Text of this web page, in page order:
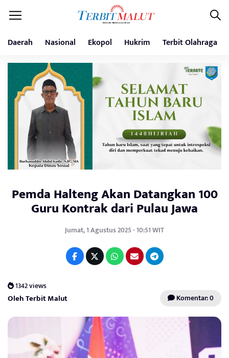
Daerah Nasional Ekopol Hukrim Terbit Olahraga
Pemda Halteng Akan Datangkan 100
Guru Kontrak dari Pulau Jawa
Jumat, 1 Agustus 2025 - 10:51 WIT
1342 views
Oleh Terbit Malut Komentar: 0